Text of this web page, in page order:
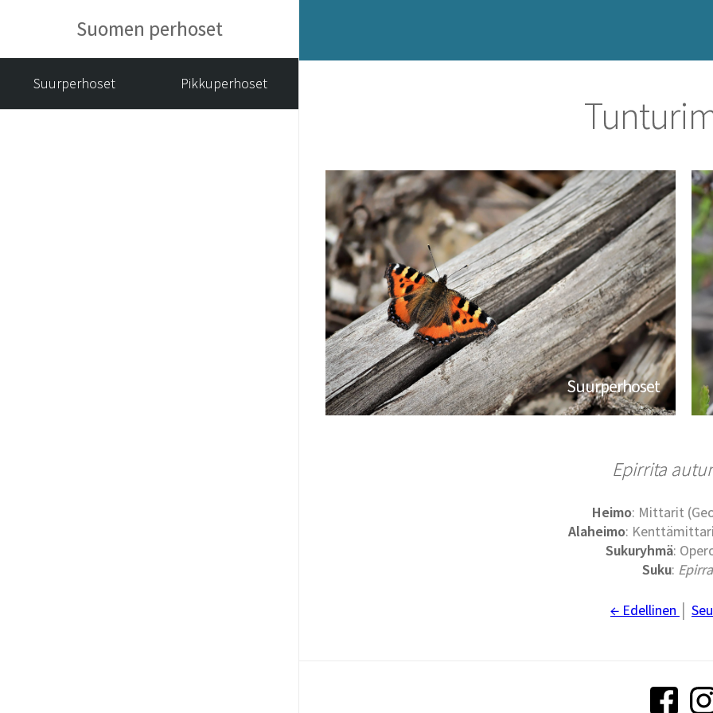
Suomen perhoset
Suurperhoset Pikkuperhoset
Suurperhoset
Epirrita
Heimo: Mittarit
Alaheimo:
Sukuryhmä:
Suku:
← Edellinen